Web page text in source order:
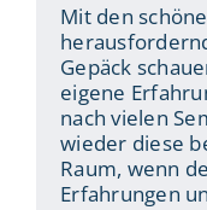
Mit den
Gepäck
eigene
nach vielen
wieder diese
Raum, wenn
Erfahrungen